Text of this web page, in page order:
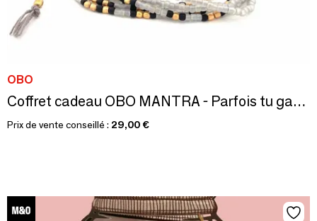
OBO
Coffret cadeau OBO MANTRA - Parfois tu gagnes, parfois tu apprends
Prix de vente conseillé : 29,00 €